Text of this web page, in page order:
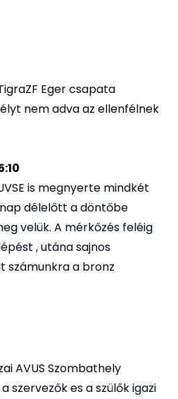
Eger csapata
nem adva az ellenfélnek
is megnyerte mindkét
délelőtt a döntőbe
velük. A mérkőzés feléig
, utána sajnos
számunkra a bronz
AVUS Szombathely
szervezők es a szülők igazi